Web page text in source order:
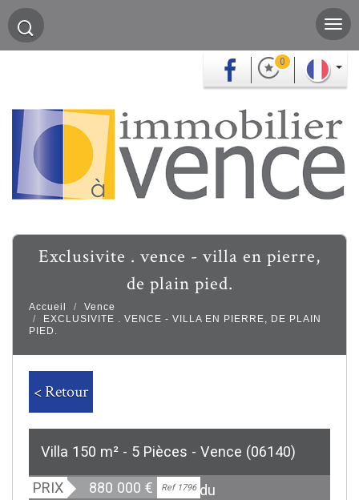
0
exclusivite . vence - villa en pierre,
de plain pied.
Accueil
Vence
EXCLUSIVITE . VENCE - VILLA EN PIERRE, DE PLAIN
PIED.
< Retour
Villa 150 m² - 5 Pièces - Vence (06140)
PRIX 880 000 € Ref 1796
Bien vendu